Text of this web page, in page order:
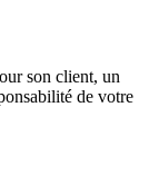
son client, un
de votre